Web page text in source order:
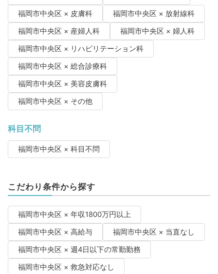
福岡市中央区 × 皮膚科
福岡市中央区 × 放射線科
福岡市中央区 × 産婦人科
福岡市中央区 × 婦人科
福岡市中央区 × リハビリテーション科
福岡市中央区 × 総合診療科
福岡市中央区 × 美容皮膚科
福岡市中央区 × その他
科目不問
福岡市中央区 × 科目不問
こだわり条件から探す
福岡市中央区 × 年収1800万円以上
福岡市中央区 × 高給与
福岡市中央区 × 当直なし
福岡市中央区 × 週4日以下の常勤勤務
福岡市中央区 × 救急対応なし